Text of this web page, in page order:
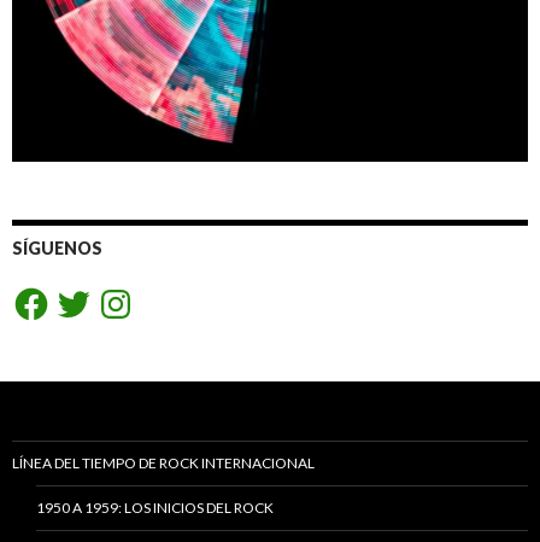
SÍGUENOS
FacebookTwitterInstagram
LÍNEA DEL TIEMPO DE ROCK INTERNACIONAL
1950 A 1959: LOS INICIOS DEL ROCK